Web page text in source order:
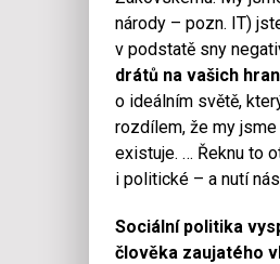
národy – pozn. IT)
v podstatě sny
drátů na vašich
o ideálním světě,
rozdílem, že my
existuje. … Řeknu to
i politické – a nutí
Sociální politika
člověka zaujatého